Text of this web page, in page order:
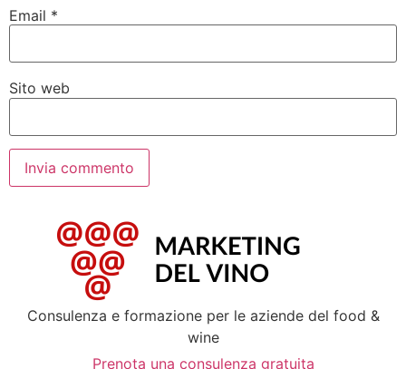
Email *
Sito web
Consulenza e formazione per le aziende del food &
wine
Prenota una consulenza gratuita